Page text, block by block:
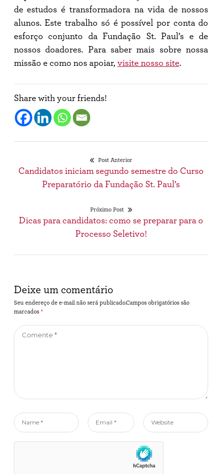
de estudos é transformadora na vida de nossos
alunos. Este trabalho só é possível por conta do
esforço conjunto da Fundação St. Paul’s e de
nossos doadores. Para saber mais sobre nossa
missão e como nos apoiar, visite nosso site.
Share with your friends!
Navegação
Post Anterior
Post
anterior:
Candidatos iniciam segundo semestre do Curso
Preparatório da Fundação St. Paul’s
Próximo Post
Próximo
Dicas para candidatos: como se preparar para o
Processo Seletivo!
Deixe um comentário
Seu endereço de e-mail não será publicado.Campos obrigatórios são
marcados *
Comente
Name
Email
*
Website